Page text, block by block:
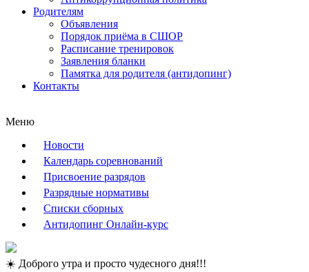
Родителям
Объявления
Порядок приёма в СШОР
Расписание тренировок
Заявления бланки
Памятка для родителя (антидопинг)
Контакты
Меню
Новости
Календарь соревнований
Присвоение разрядов
Разрядные нормативы
Списки сборных
Антидопинг Онлайн-курс
☀️ Доброго утра и просто чудесного дня!!!